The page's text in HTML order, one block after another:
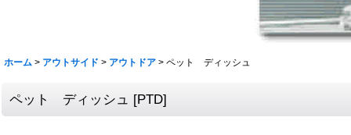
ホーム > アウトサイド > アウトドア > ペット ディッシュ
ペット ディッシュ [PTD]